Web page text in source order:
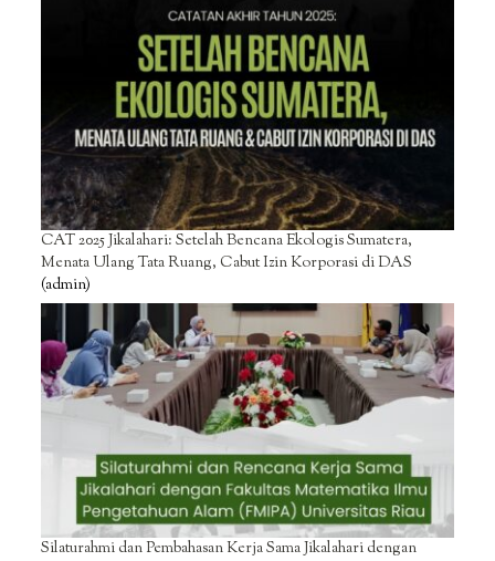
CAT 2025 Jikalahari: Setelah Bencana Ekologis Sumatera,
Menata Ulang Tata Ruang, Cabut Izin Korporasi di DAS
(admin)
Silaturahmi dan Pembahasan Kerja Sama Jikalahari dengan